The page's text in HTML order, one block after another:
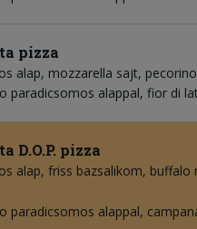
pizza
alap mozzarella sajt
paradicsomos alappal, fior di
D.O.P. pizza
alap friss bazsalikom buffalo
paradicsomos alappal,